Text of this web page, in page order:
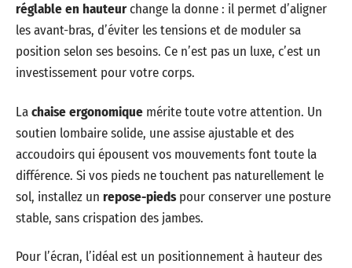
réglable en hauteurchange la donne : il permet d’aligner
les avant-bras, d’éviter les tensions et de moduler sa
position selon ses besoins. Ce n’est pas un luxe, c’est un
investissement pour votre corps.
Lachaise ergonomique mérite toute votre attention. Un
soutien lombaire solide, une assise ajustable et des
accoudoirs qui épousent vos mouvements font toute la
différence. Si vos pieds ne touchent pas naturellement le
sol, installez un repose-piedspour conserver une posture
stable, sans crispation des jambes.
Pour l’écran, l’idéal est un positionnement à hauteur des